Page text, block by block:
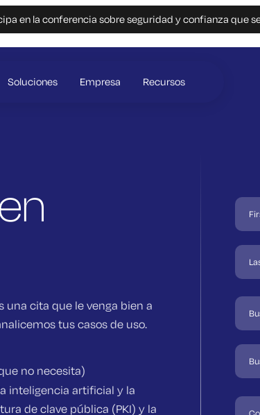
en la conferencia sobre seguridad y confianza que
Soluciones Empresa Recursos
una cita que le venga bien a
tus casos de uso.
no necesita)
inteligencia artificial y la
de clave pública (PKI) y la